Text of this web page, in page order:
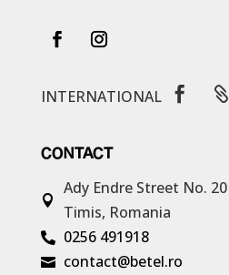
INTERNATIONAL  
CONTACT

Ady Endre Street No. 20
Timis, Romania
 0256 491918
 contact@betel.ro